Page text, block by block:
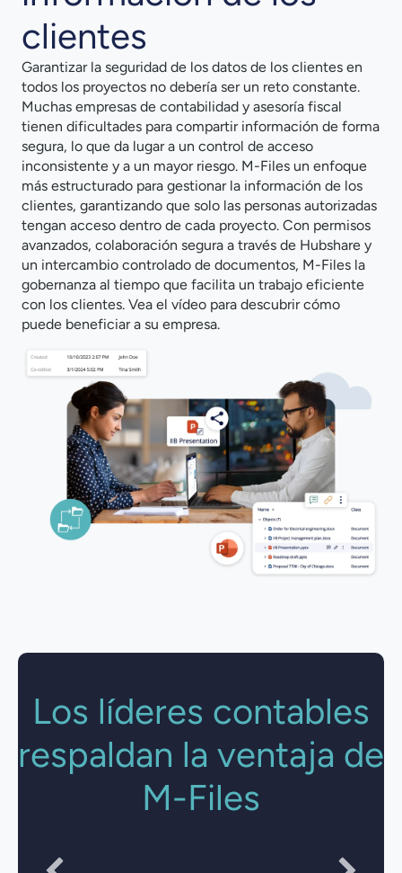
clientes
Garantizar la seguridad de los datos de los clientes en
todos los proyectos no debería ser un reto constante.
Muchas empresas de contabilidad y asesoría fiscal
tienen dificultades para compartir información de forma
segura, lo que da lugar a un control de acceso
inconsistente y a un mayor riesgo. M-Files un enfoque
más estructurado para gestionar la información de los
clientes, garantizando que solo las personas autorizadas
tengan acceso dentro de cada proyecto. Con permisos
avanzados, colaboración segura a través de Hubshare y
un intercambio controlado de documentos, M-Files la
gobernanza al tiempo que facilita un trabajo eficiente
con los clientes. Vea el vídeo para descubrir cómo
puede beneficiar a su empresa.
Los líderes contables
respaldan la ventaja de
M-Files